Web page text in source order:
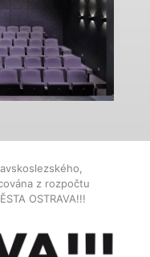
z rozpočtu
OSTRAVA!!!